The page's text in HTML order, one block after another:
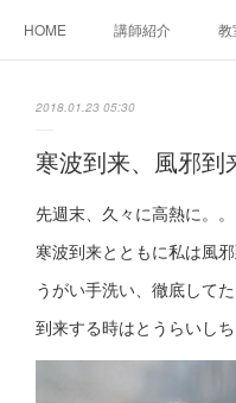
HOME 講師紹介 教
ご相談・体験レッスンお申し込み
2018.01.23 05:30
寒波到来、風邪到
先週末、久々に高熱に。。
寒波到来とともに私は風邪
うがい手洗い、徹底して
到来する時はとうらいし